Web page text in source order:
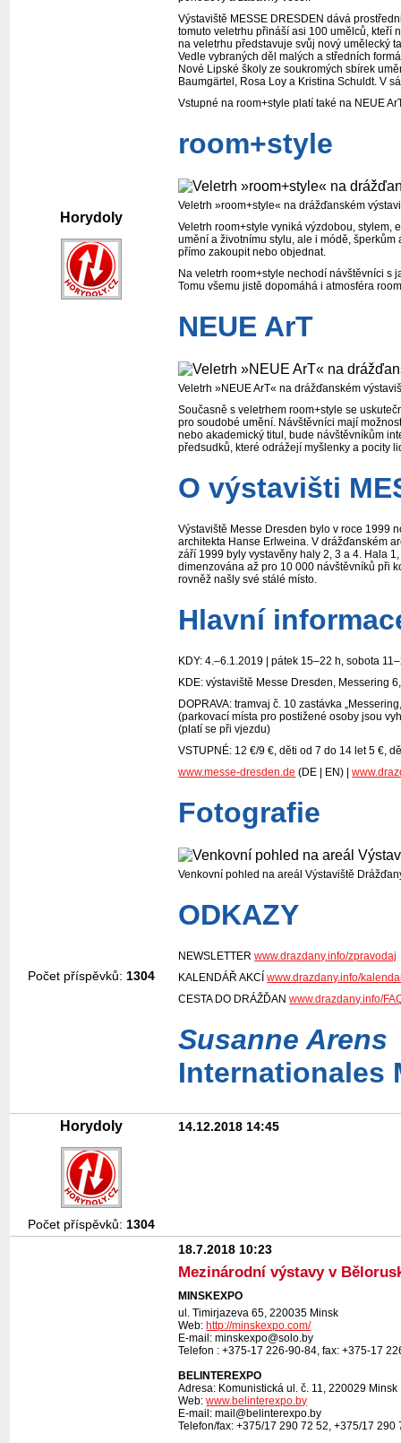
Horydoly
Výstaviště MESSE DRESDEN dává
tomuto veletrhu přináší asi 100 umělců, kteří
na veletrhu představuje svůj nový umělecký
Vedle vybraných děl malých a středních
Nové Lipské školy ze soukromých sbírek
Baumgärtel, Rosa Loy a Kristina Schuldt. V
Vstupné na room+style platí také na NEUE
room+style
Veletrh »room+style« na drážďanském
Veletrh room+style vyniká výzdobou, stylem,
umění a životnímu stylu, ale i módě,
přímo zakoupit nebo objednat.
Na veletrh room+style nechodí návštěvníci s
Tomu všemu jistě dopomáhá i atmosféra
NEUE ArT
Veletrh »NEUE ArT« na drážďanském
Současně s veletrhem room+style se
pro soudobé umění. Návštěvníci mají
nebo akademický titul, bude návštěvníkům
předsudků, které odrážejí myšlenky a pocity
O výstavišti
Výstaviště Messe Dresden bylo v roce 1999
architekta Hanse Erlweina. V drážďanském
září 1999 byly vystavěny haly 2, 3 a 4. Hala
dimenzována až pro 10 000 návštěvníků při
rovněž našly své stálé místo.
Hlavní
KDY: 4.–6.1.2019 | pátek 15–22 h, sobota
KDE: výstaviště Messe Dresden, Messering
DOPRAVA: tramvaj č. 10 zastávka
(parkovací místa pro postižené osoby jsou
(platí se při vjezdu)
VSTUPNÉ: 12 €/9 €, děti od 7 do 14 let 5 €,
www.messe-dresden.de (DE | EN) |
Fotografie
Venkovní pohled na areál Výstaviště
ODKAZY
NEWSLETTERwww.drazdany.info/zpravodaj
KALENDÁŘ AKCÍwww.drazdany.info/
CESTA DO DRÁŽĎANwww.drazdany.info/
Susanne Arens
Internationales
Počet příspěvků: 1304
Horydoly 14.12.2018 14:45
Počet příspěvků: 1304
18.7.2018 10:23
Mezinárodní výstavy v
MINSKEXPO
ul. Timirjazeva 65, 220035 Minsk
Web:http://minskexpo.com/
E-mail: minskexpo@solo.by
Telefon : +375-17 226-90-84, fax: +375-17
BELINTEREXPO
Adresa: Komunistická ul. č. 11, 220029 Minsk
Web:www.belinterexpo.by
E-mail: mail@belinterexpo.by
Telefon/fax: +375/17 290 72 52, +375/17